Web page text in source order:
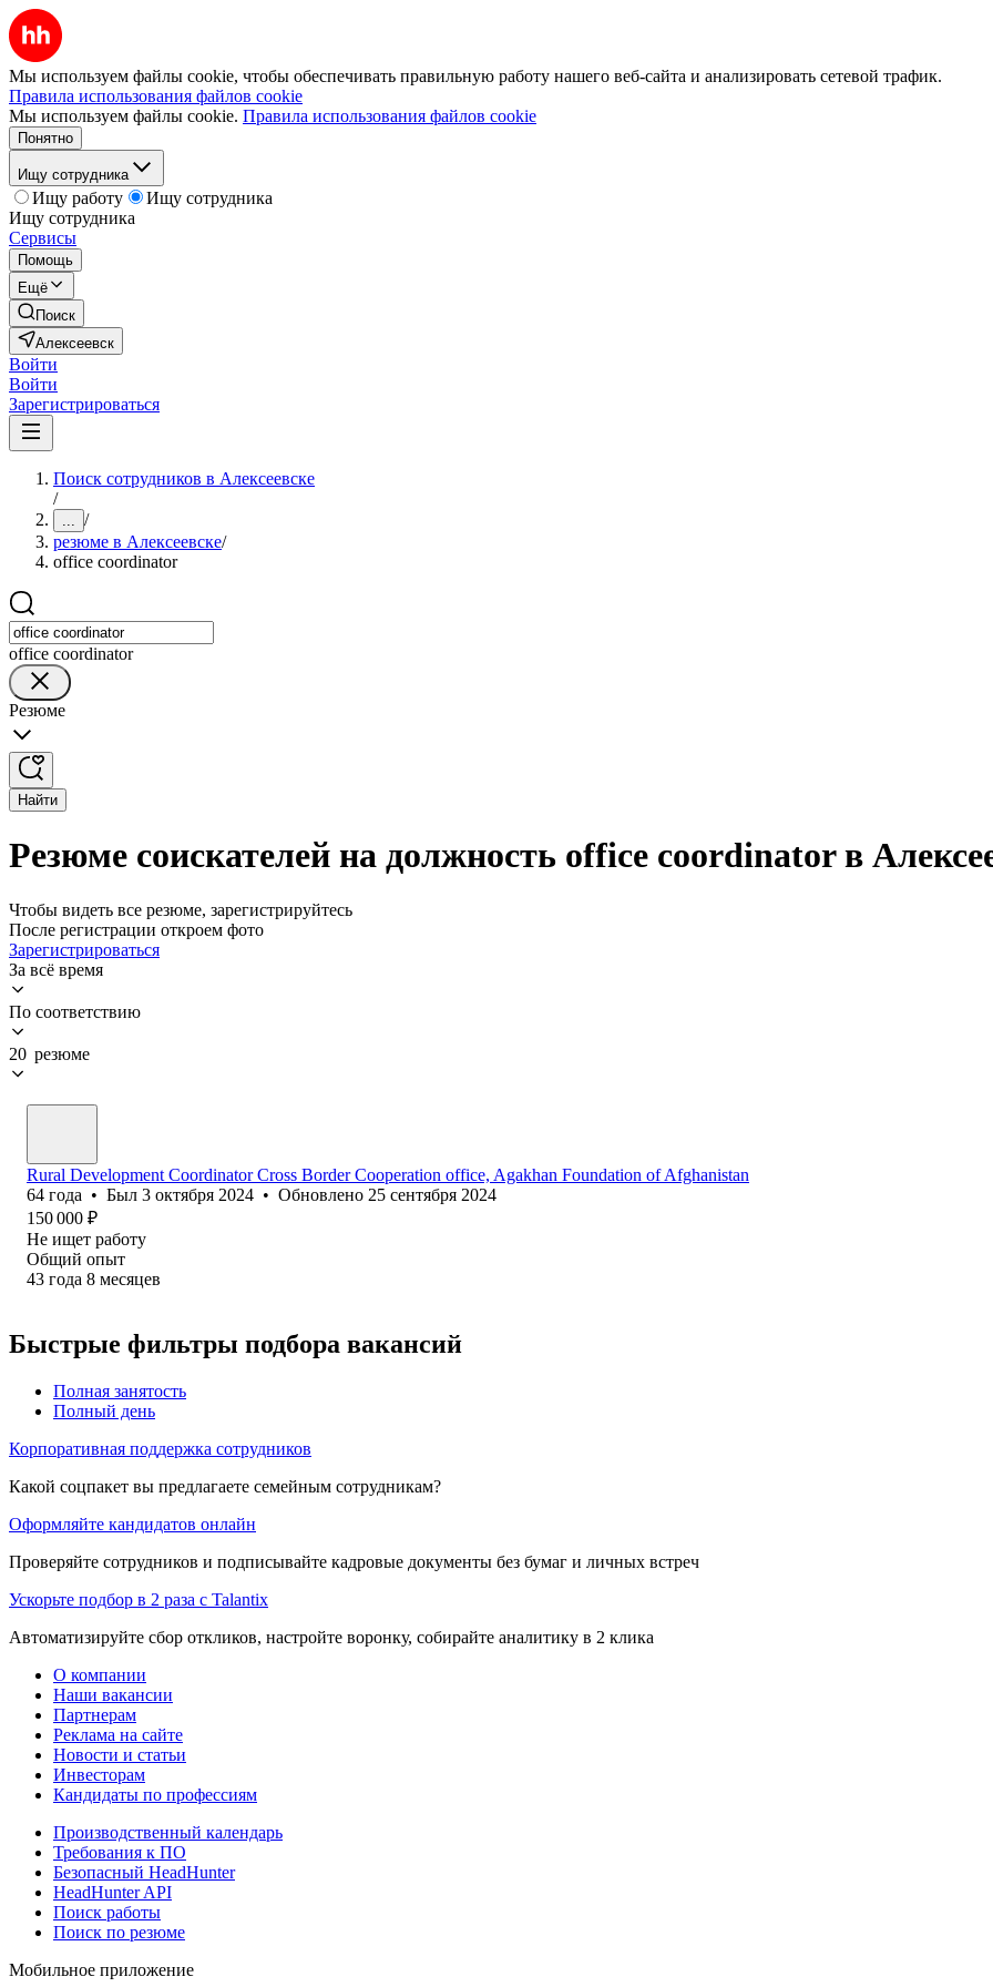
Мы используем файлы cookie, чтобы обеспечивать правильную работу нашего веб-сайта и анализировать сетевой трафик.
Правила использования файлов cookie
Мы используем файлы cookie. Правила использования файлов cookie
Понятно
Ищу сотрудника
Ищу работу
Ищу сотрудника
Ищу сотрудника
Сервисы
Помощь
Ещё
Поиск
Алексеевск
Войти
Войти
Зарегистрироваться
Поиск сотрудников в Алексеевске
/
... /
резюме в Алексеевске/
office coordinator
office coordinator
Резюме
Найти
Резюме соискателей на должность office coordinator в
Чтобы видеть все резюме, зарегистрируйтесь
После регистрации откроем фото
Зарегистрироваться
За всё время
По соответствию
20 резюме
Rural Development Coordinator Cross Border Cooperation office, Agakhan Foundation of Afghanistan
64 года • Был 3 октября 2024 • Обновлено 25 сентября 2024
150 000 ₽
Не ищет работу
Общий опыт
43 года 8 месяцев
Быстрые фильтры подбора вакансий
Полная занятость
Полный день
Корпоративная поддержка сотрудников
Какой соцпакет вы предлагаете семейным сотрудникам?
Оформляйте кандидатов онлайн
Проверяйте сотрудников и подписывайте кадровые документы без бумаг и личных встреч
Ускорьте подбор в 2 раза с Talantix
Автоматизируйте сбор откликов, настройте воронку, собирайте аналитику в 2 клика
О компании
Наши вакансии
Партнерам
Реклама на сайте
Новости и статьи
Инвесторам
Кандидаты по профессиям
Производственный календарь
Требования к ПО
Безопасный HeadHunter
HeadHunter API
Поиск работы
Поиск по резюме
Мобильное приложение